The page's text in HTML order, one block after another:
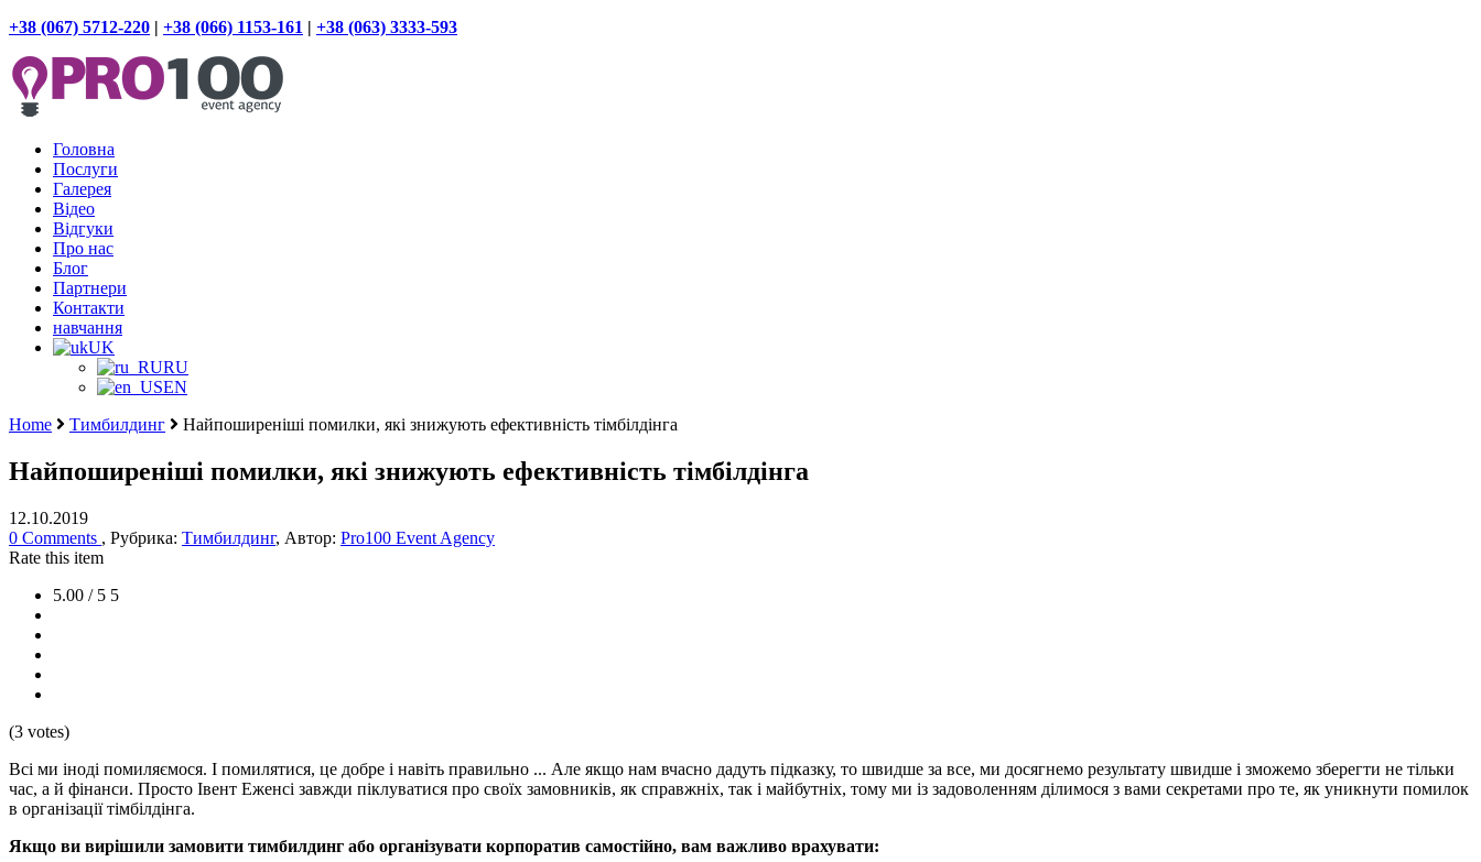
+38 (067) 5712-220 | +38 (066) 1153-161 | +38 (063) 3333-593
Головна
Послуги
Галерея
Відео
Відгуки
Про нас
Блог
Партнери
Контакти
навчання
UK
RU
EN
Home
Тимбилдинг Найпоширеніші помилки, які знижують ефективність тімбілдінга
Найпоширеніші помилки, які знижують ефективність тімбілдінга
12.10.2019
0 Comments , Рубрика: Тимбилдинг, Автор: Pro100 Event Agency
Rate this item
5.00 / 5 5
(3 votes)
Всі ми іноді помиляємося. І помилятися, це добре і навіть правильно ... Але якщо нам вчасно дадуть підказку, то швидше за все, ми досягнемо результату швидше і зможемо зберегти не тільки
час, а й фінанси. Просто Івент Еженсі завжди піклуватися про своїх замовників, як справжніх, так і майбутніх, тому ми із задоволенням ділимося з вами секретами про те, як уникнути помилок
в організації тімбілдінга.
Якщо ви вирішили замовити тимбилдинг або організувати корпоратив самостійно, вам важливо врахувати: